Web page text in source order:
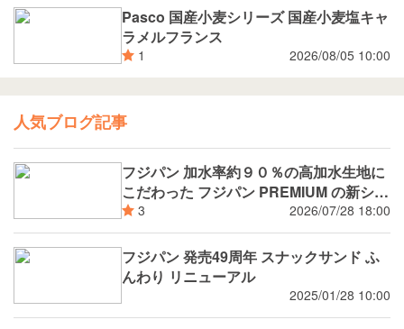
Pasco 国産小麦シリーズ 国産小麦塩キャ
ラメルフランス
1 2026/08/05 10:00
人気ブログ記事
フジパン 加水率約９０％の高加水生地に
こだわった フジパン PREMIUM の新シリ
ーズ 潤rich（うるおいりっち）うるおい
サンド ブルーベリー 8月新発売
3 2026/07/28 18:00
フジパン 発売49周年 スナックサンド ふ
んわり リニューアル
2025/01/28 10:00